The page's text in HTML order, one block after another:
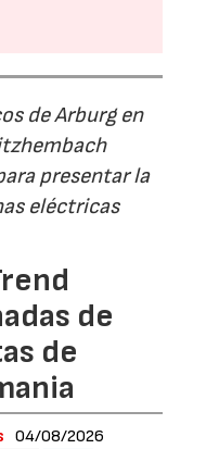
de Arburg en
presentar la
eléctricas
de
de
04/08/2026